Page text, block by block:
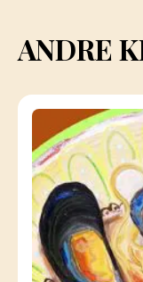
ANDRE